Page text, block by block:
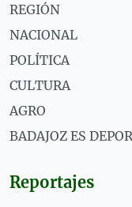
REGIÓN
NACIONAL
POLÍTICA
CULTURA
AGRO
BADAJOZ ES
Reportajes